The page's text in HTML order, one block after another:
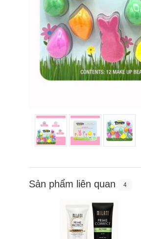
Sản phẩm liên quan 4